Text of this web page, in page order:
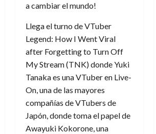
a cambiar el mundo!
Llega el turno de VTuber
Legend: How I Went Viral
after Forgetting to Turn Off
My Stream (TNK) dondeYuki
Tanaka es una VTuber en Live-
On, una de las mayores
compañías de VTubers de
Japón, donde toma el papel de
Awayuki Kokorone, una